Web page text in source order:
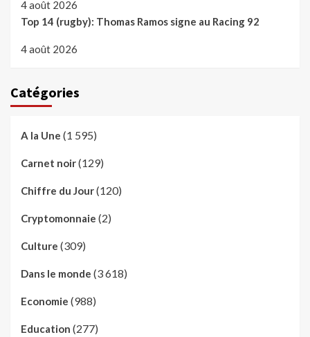
4 août 2026
Top 14 (rugby): Thomas Ramos signe au Racing 92
4 août 2026
Catégories
A la Une (1 595)
Carnet noir(129)
Chiffre du Jour(120)
Cryptomonnaie (2)
Culture (309)
Dans le monde (3 618)
Economie (988)
Education (277)